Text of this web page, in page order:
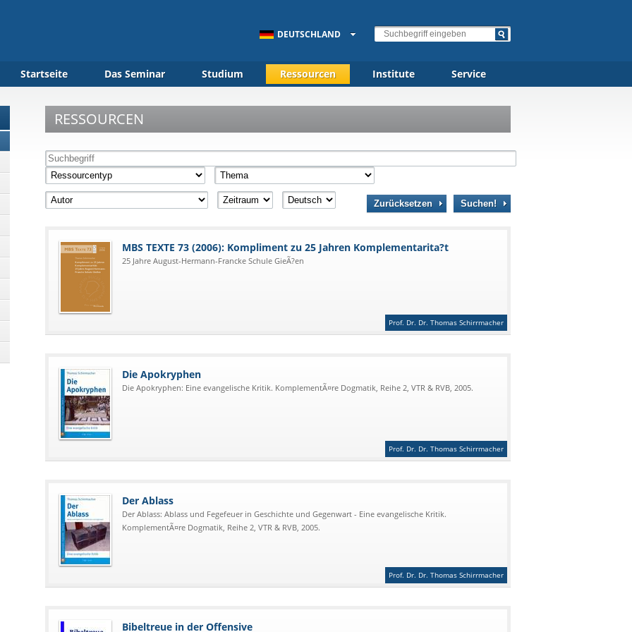
DEUTSCHLAND
Startseite Das Seminar Studium Ressourcen Institute Service
RESSOURCEN
Suchen!
Zurücksetzen
MBS TEXTE 73 (2006): Kompliment zu 25 Jahren Komplementarita?t
25 Jahre August-Hermann-Francke Schule GieÃ?en
Prof. Dr. Dr. Thomas Schirrmacher
Die Apokryphen
Die Apokryphen: Eine evangelische Kritik. KomplementÃ¤re Dogmatik, Reihe 2, VTR & RVB, 2005.
Prof. Dr. Dr. Thomas Schirrmacher
Der Ablass
Der Ablass: Ablass und Fegefeuer in Geschichte und Gegenwart - Eine evangelische Kritik.
KomplementÃ¤re Dogmatik, Reihe 2, VTR & RVB, 2005.
Prof. Dr. Dr. Thomas Schirrmacher
Bibeltreue in der Offensive